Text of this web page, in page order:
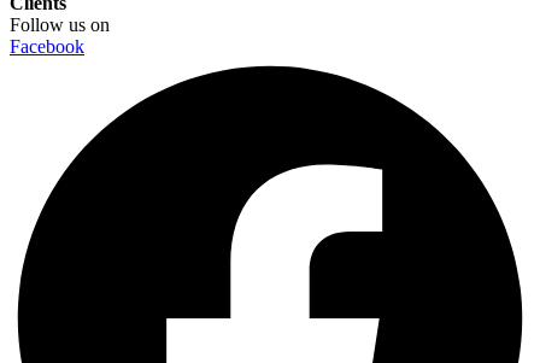
Follow us on
Facebook